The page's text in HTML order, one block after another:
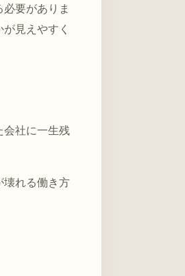
要がありま
見えやすく
会社に一生残
壊れる働き方